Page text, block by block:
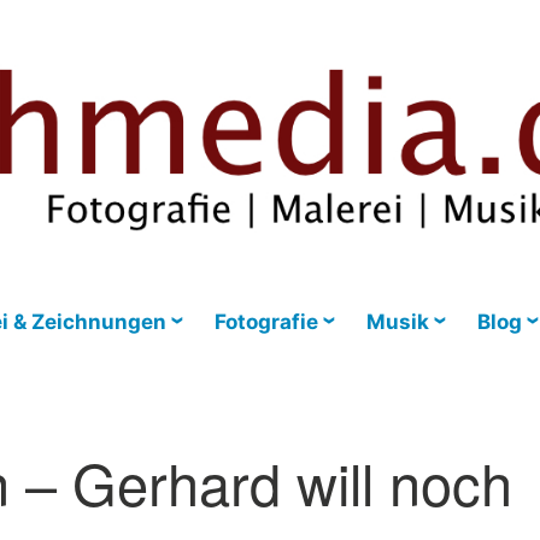
& Zeichnungen Fotografie Musik Blog
– Gerhard will noch